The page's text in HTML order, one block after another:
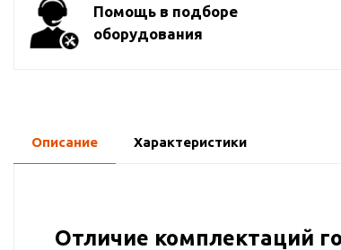
Помощь в подборе
оборудования
Описание Характеристики
Отличие комплектаций